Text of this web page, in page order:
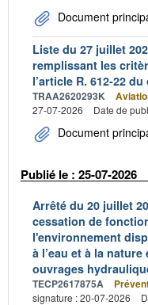
Document
Liste du 27 juillet
remplissant les
l’article R. 612-22
TRAA2620293K
27-07-2026
Date de
Document
Publié le : 25-07-2026
Arrêté du 20 juillet
cessation de
l'environnement
à l’eau et à la
ouvrages
TECP2617875A
signature : 20-07-2026